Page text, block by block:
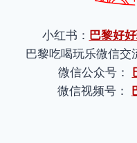
小红书： 巴黎好
巴黎吃喝玩乐微信交
微信公众号：
微信视频号：